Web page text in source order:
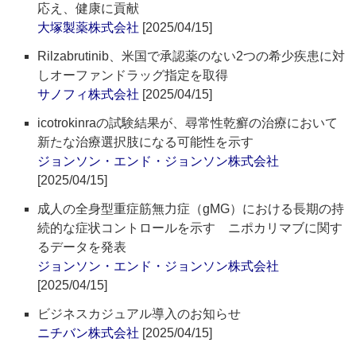
応え、健康に貢献
大塚製薬株式会社 [2025/04/15]
Rilzabrutinib、米国で承認薬のない2つの希少疾患に対
しオーファンドラッグ指定を取得
サノフィ株式会社 [2025/04/15]
icotrokinraの試験結果が、尋常性乾癬の治療において
新たな治療選択肢になる可能性を示す
ジョンソン・エンド・ジョンソン株式会社
[2025/04/15]
成人の全身型重症筋無力症（gMG）における長期の持
続的な症状コントロールを示す ニポカリマブに関す
るデータを発表
ジョンソン・エンド・ジョンソン株式会社
[2025/04/15]
ビジネスカジュアル導入のお知らせ
ニチバン株式会社 [2025/04/15]